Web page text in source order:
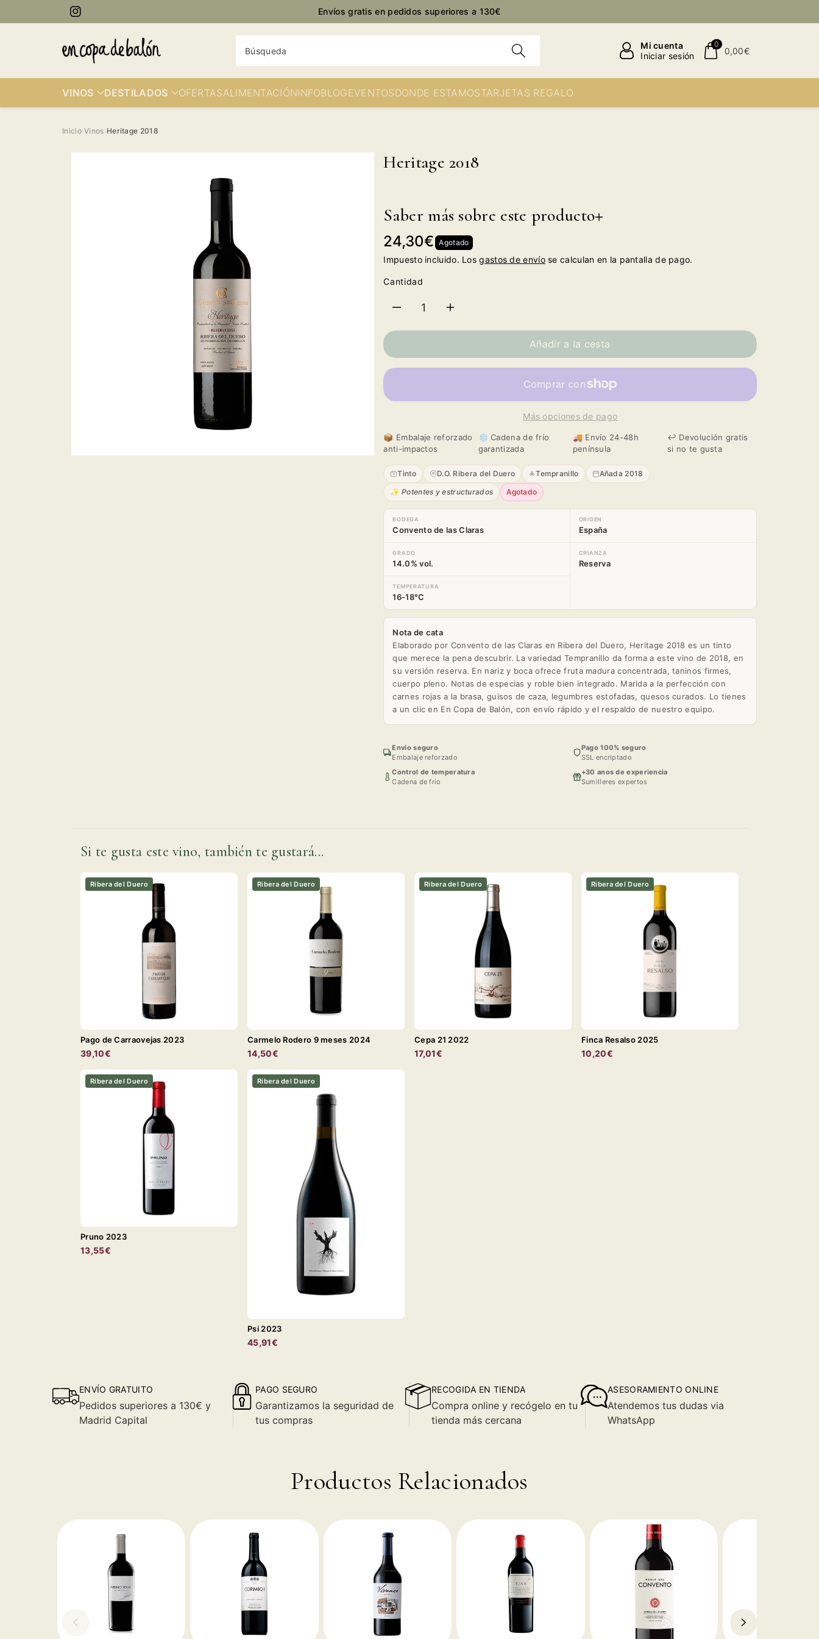
Instagram
Envíos gratis en pedidos superiores a 130€
Búsqueda
Mi cuenta
Iniciar sesión
0
0,00€
VINOS DESTILADOS OFERTASALIMENTACIÓNINFOBLOGEVENTOSDONDE ESTAMOSTARJETAS REGALO
Inicio›Vinos› Heritage 2018
Heritage 2018
Saber más sobre este producto
Precio
habitual
24,30€ Agotado
Impuesto incluido. Losgastos de envíose calculan en la pantalla de pago.
Cantidad
para
Heritage
para
Heritage
Añadir a la cesta
Más opciones de pago
📦 Embalaje reforzado
anti-impactos
❄️ Cadena de frío
garantizada
🚚 Envío 24-48h
península
↩️ Devolución gratis
si no te gusta
Tinto D.O. Ribera del Duero Tempranillo
Añada 2018
✨ Potentes y estructurados
Agotado
BODEGA
Convento de las Claras
ORIGEN
España
GRADO
14.0% vol.
CRIANZA
Reserva
TEMPERATURA
16-18°C
Nota de cata
Elaborado por Convento de las Claras en Ribera del Duero, Heritage 2018 es un tinto
que merece la pena descubrir. La variedad Tempranillo da forma a este vino de 2018, en
su versión reserva. En nariz y boca ofrece fruta madura concentrada, taninos firmes,
cuerpo pleno. Notas de especias y roble bien integrado. Marida a la perfección con
carnes rojas a la brasa, guisos de caza, legumbres estofadas, quesos curados. Lo tienes
a un clic en En Copa de Balón, con envío rápido y el respaldo de nuestro equipo.
Envio seguro
Embalaje reforzado
Pago 100% seguro
SSL encriptado
Control de temperatura
Cadena de frio
+30 anos de experiencia
Sumilleres expertos
Si te gusta este vino, también te gustará...
Ribera del Duero
Pago de Carraovejas 2023
39,10€
Ribera del Duero
Carmelo Rodero 9 meses 2024
14,50€
Ribera del Duero
Cepa 21 2022
17,01€
Ribera del Duero
Finca Resalso 2025
10,20€
Ribera del Duero
Pruno 2023
13,55€
Ribera del Duero
Psi 2023
45,91€
ENVÍO GRATUITO
Pedidos superiores a 130€ y
Madrid Capital
PAGO SEGURO
Garantizamos la seguridad de
tus compras
RECOGIDA EN TIENDA
Compra online y recógelo en tu
tienda más cercana
ASESORAMIENTO ONLINE
Atendemos tus dudas via
WhatsApp
Productos Relacionados